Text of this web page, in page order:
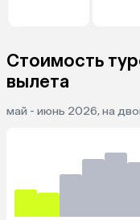
Стоимость
вылета
май - июнь 2026, на